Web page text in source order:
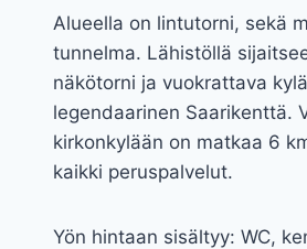
Alueella on lintutorni, sekä
tunnelma. Lähistöllä
näkötorni ja vuokrattava
legendaarinen Saarikenttä.
kirkonkylään on matkaa 6
kaikki peruspalvelut.
Yön hintaan sisältyy: WC,